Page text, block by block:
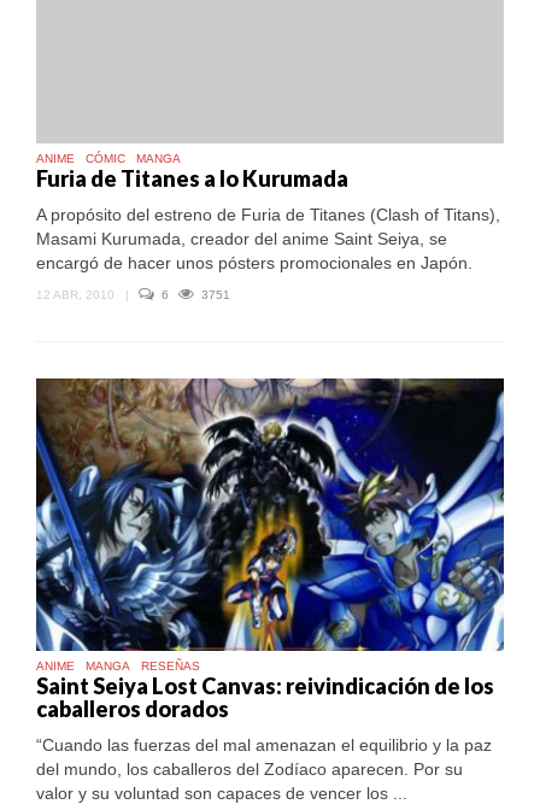
ANIME CÓMIC MANGA
Furia de Titanes a lo Kurumada
A propósito del estreno de Furia de Titanes (Clash of Titans),
Masami Kurumada, creador del anime Saint Seiya, se
encargó de hacer unos pósters promocionales en Japón.
12 ABR, 2010 | 6 3751
ANIME MANGA RESEÑAS
Saint Seiya Lost Canvas: reivindicación de los
caballeros dorados
“Cuando las fuerzas del mal amenazan el equilibrio y la paz
del mundo, los caballeros del Zodíaco aparecen. Por su
valor y su voluntad son capaces de vencer los ...